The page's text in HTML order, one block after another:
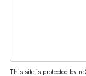
This site is protected by